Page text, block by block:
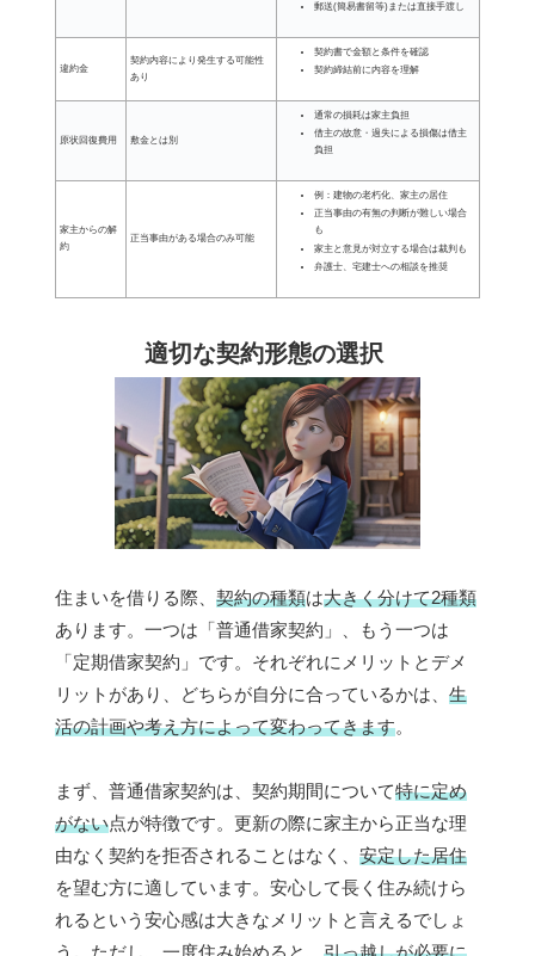
郵送(簡易書留等)または直接手渡し
違約金
契約内容により発生する可能性
あり
契約書で金額と条件を確認
契約締結前に内容を理解
原状回復費用 敷金とは別
通常の損耗は家主負担
借主の故意・過失による損傷は借主
負担
家主からの解
約
正当事由がある場合のみ可能
例：建物の老朽化、家主の居住
正当事由の有無の判断が難しい場合
も
家主と意見が対立する場合は裁判も
弁護士、宅建士への相談を推奨
適切な契約形態の選択
住まいを借りる際、 契約の種類は大きく分けて2種類
あります。一つは「普通借家契約」、もう一つは
「定期借家契約」です。それぞれにメリットとデメ
リットがあり、どちらが自分に合っているかは、 生
活の計画や考え方によって変わってきます。
まず、普通借家契約は、契約期間について特に定め
がない点が特徴です。更新の際に家主から正当な理
由なく契約を拒否されることはなく、 安定した居住
を望む方に適しています。安心して長く住み続けら
れるという安心感は大きなメリットと言えるでしょ
う。ただし、一度住み始めると、 引っ越しが必要に